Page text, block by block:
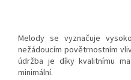
Melody se vyznačuje
nežádoucím povětrnostním
údržba je díky kvalitnímu
minimální.